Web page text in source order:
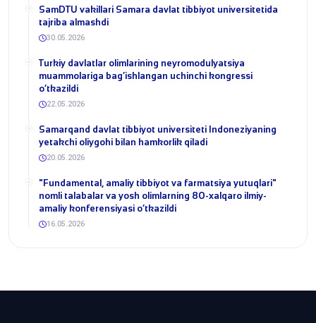
SamDTU vakillari Samara davlat tibbiyot universitetida
tajriba almashdi
30.05.2026
​Turkiy davlatlar olimlarining neyromodulyatsiya
muammolariga bag‘ishlangan uchinchi kongressi
o‘tkazildi
22.05.2026
Samarqand davlat tibbiyot universiteti Indoneziyaning
yetakchi oliygohi bilan hamkorlik qiladi
20.05.2026
​"Fundamental, amaliy tibbiyot va farmatsiya yutuqlari"
nomli talabalar va yosh olimlarning 80-xalqaro ilmiy-
amaliy konferensiyasi o‘tkazildi
16.05.2026